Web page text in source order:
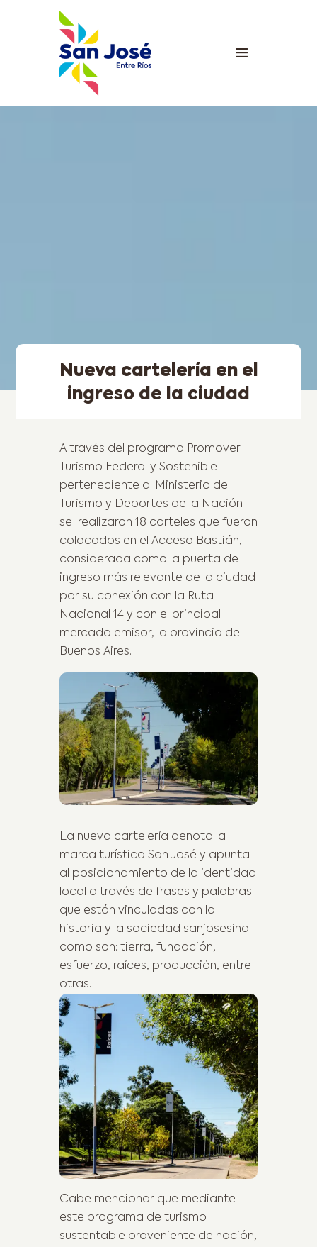
Nueva cartelería en el
ingreso de la ciudad
A través del programa Promover
Turismo Federal y Sostenible
perteneciente al Ministerio de
Turismo y Deportes de la Nación
se realizaron 18 carteles que fueron
colocados en el Acceso Bastián,
considerada como la puerta de
ingreso más relevante de la ciudad
por su conexión con la Ruta
Nacional 14 y con el principal
mercado emisor, la provincia de
Buenos Aires.
La nueva cartelería denota la
marca turística San José y apunta
al posicionamiento de la identidad
local a través de frases y palabras
que están vinculadas con la
historia y la sociedad sanjosesina
como son: tierra, fundación,
esfuerzo, raíces, producción, entre
otras.
Cabe mencionar que mediante
este programa de turismo
sustentable proveniente de nación,